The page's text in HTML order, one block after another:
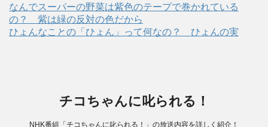
なんでスーパーの野菜は紫色のテープで巻かれている
の？ 紫は緑の反対の色だから
ひょんなことの「ひょん」って何なの？ ひょんの実
チコちゃんに叱られる！
NHK番組「チコちゃんに叱られる！」の放送内容を詳しく紹介！